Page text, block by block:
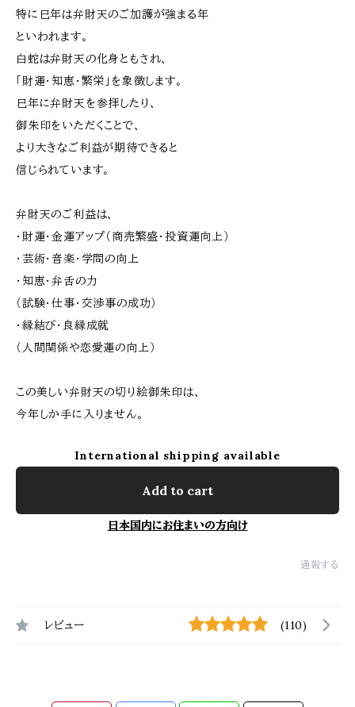
特に巳年は弁財天のご加護が強まる年
といわれます。
白蛇は弁財天の化身ともされ、
「財運・知恵・繁栄」を象徴します。
巳年に弁財天を参拝したり、
御朱印をいただくことで、
より大きなご利益が期待できると
信じられています。
弁財天のご利益は、
・財運・金運アップ（商売繁盛・投資運向上）
・芸術・音楽・学問の向上
・知恵・弁舌の力
（試験・仕事・交渉事の成功）
・縁結び・良縁成就
（人間関係や恋愛運の向上）
この美しい弁財天の切り絵御朱印は、
今年しか手に入りません。
International shipping available
Add to cart
日本国内にお住まいの方向け
通報する
レビュー (110)